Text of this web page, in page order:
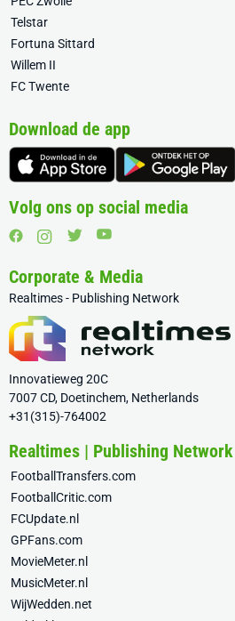
Telstar
Fortuna Sittard
Willem II
FC Twente
Download de app
Volg ons op social media
Corporate & Media
Realtimes - Publishing Network
Innovatieweg 20C
7007 CD, Doetinchem, Netherlands
+31(315)-764002
Realtimes | Publishing Network
FootballTransfers.com
FootballCritic.com
FCUpdate.nl
GPFans.com
MovieMeter.nl
MusicMeter.nl
WijWedden.net